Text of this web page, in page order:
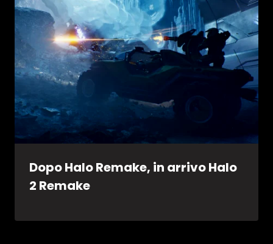
Dopo Halo Remake, in arrivo Halo
2 Remake